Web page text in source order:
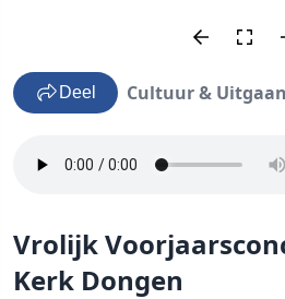
Deel Cultuur & Uitgaan
Vrolijk
Kerk Dongen